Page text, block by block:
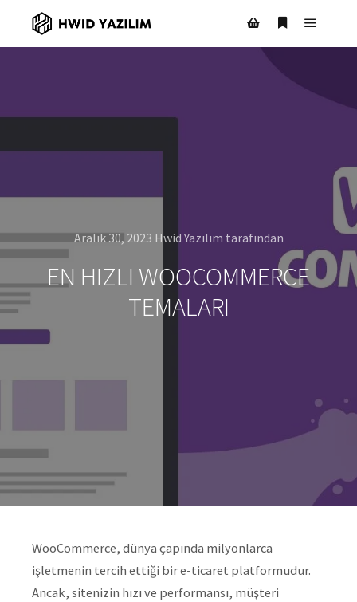
Aralık 30, 2023 Hwid Yazılım tarafından
EN HIZLI WOOCOMMERCE
TEMALARI
WooCommerce, dünya çapında milyonlarca
işletmenin tercih ettiği bir e-ticaret platformudur.
Ancak, sitenizin hızı ve performansı, müşteri